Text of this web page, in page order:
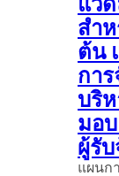
สำ
ต้น
กา
บริ
มอบ
ผู้รับ
แผนก